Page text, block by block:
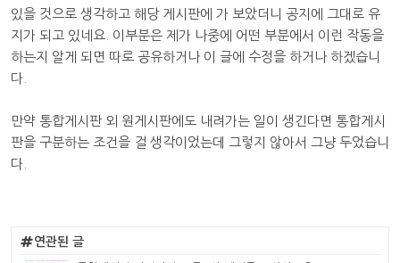
있을 것으로 생각하고 해당 게시판에 가 보았더니 공지에 그대로 유
지가 되고 있네요. 이부분은 제가 나중에 어떤 부분에서 이런 작동을
하는지 알게 되면 따로 공유하거나 이 글에 수정을 하거나 하겠습니
다.
만약 통합게시판 외 원게시판에도 내려가는 일이 생긴다면 통합게시
판을 구분하는 조건을 걸 생각이었는데 그렇지 않아서 그냥 두었습니
다.
연관된 글